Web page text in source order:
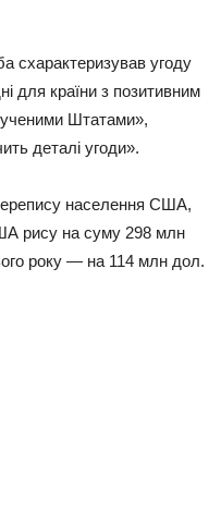
схарактеризував угоду
для країни з позитивним
Штатами»,
деталі угоди».
населення США,
рису на суму 298 млн
року — на 114 млн дол.